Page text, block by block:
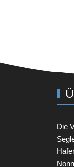
Die